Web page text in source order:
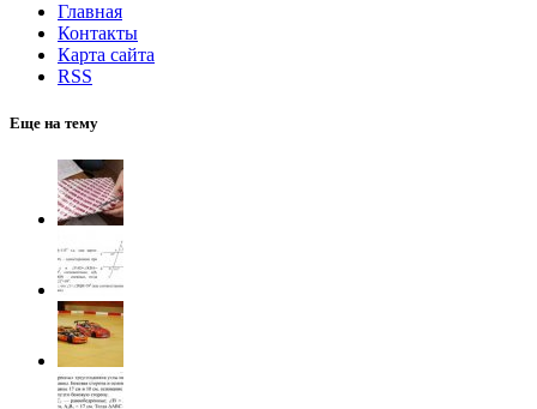
Главная
Контакты
Карта сайта
RSS
Еще на тему